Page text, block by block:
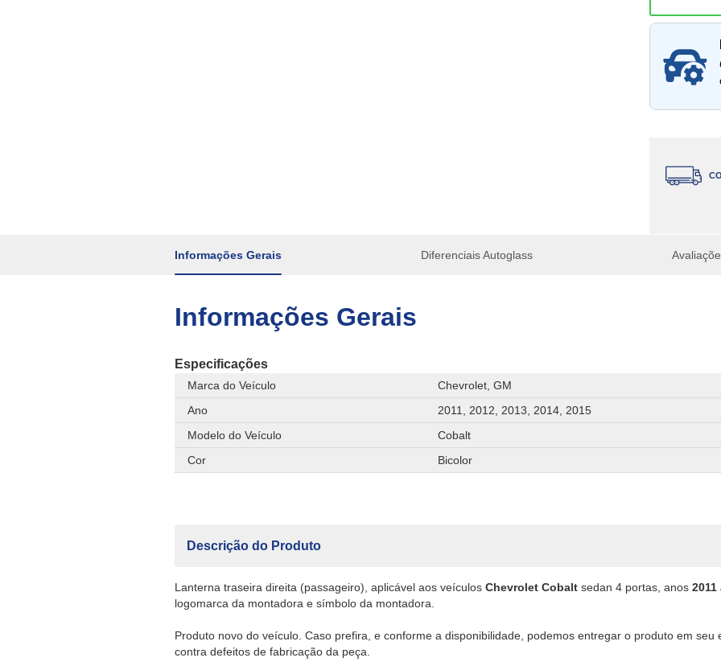
Informações Gerais Diferenciais Autoglass
Informações Gerais
Especificações
Marca do Veículo
Chevrolet, GM
Ano
2011, 2012, 2013, 2014, 2015
Modelo do Veículo
Cobalt
Cor
Bicolor
Descrição do Produto
Lanterna traseira direita (passageiro), aplicável aos veículos Chevrolet Cobalt sedan 4 portas, anos 2011
logomarca da montadora e símbolo da montadora.
Produto novo do veículo. Caso prefira, e conforme a disponibilidade, podemos entregar o produto em
contra defeitos de fabricação da peça.